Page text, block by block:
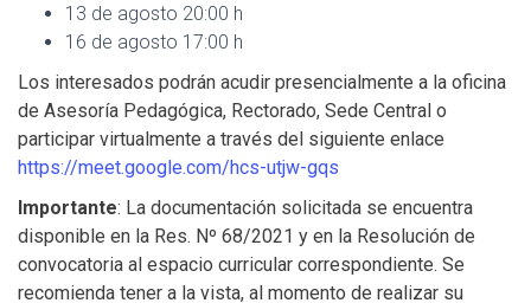
13 de agosto 20:00 h
16 de agosto 17:00 h
Los interesados podrán acudir presencialmente a la oficina
de Asesoría Pedagógica, Rectorado, Sede Central o
participar virtualmente a través del siguiente enlace
https://meet.google.com/hcs-utjw-gqs
Importante: La documentación solicitada se encuentra
disponible en la Res. Nº 68/2021 y en la Resolución de
convocatoria al espacio curricular correspondiente. Se
recomienda tener a la vista, al momento de realizar su